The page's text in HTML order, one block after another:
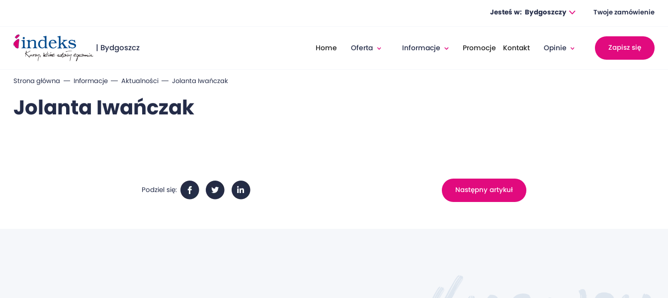
Jesteś w: Bydgoszczy Twoje zamówienie
| Bydgoszcz Home Oferta Informacje Promocje Kontakt Opinie Zapisz się
Strona główna Informacje Aktualności Jolanta Iwańczak
Jolanta Iwańczak
Podziel się: Następny artykuł